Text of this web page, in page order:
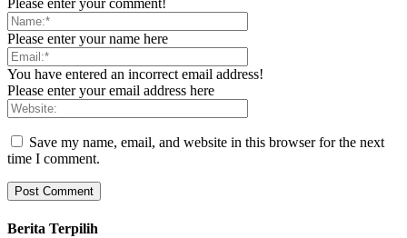
Please enter your comment!
Please enter your name here
You have entered an incorrect email address!
Please enter your email address here
Save my name, email, and website in this browser for the next
time I comment.
Berita Terpilih